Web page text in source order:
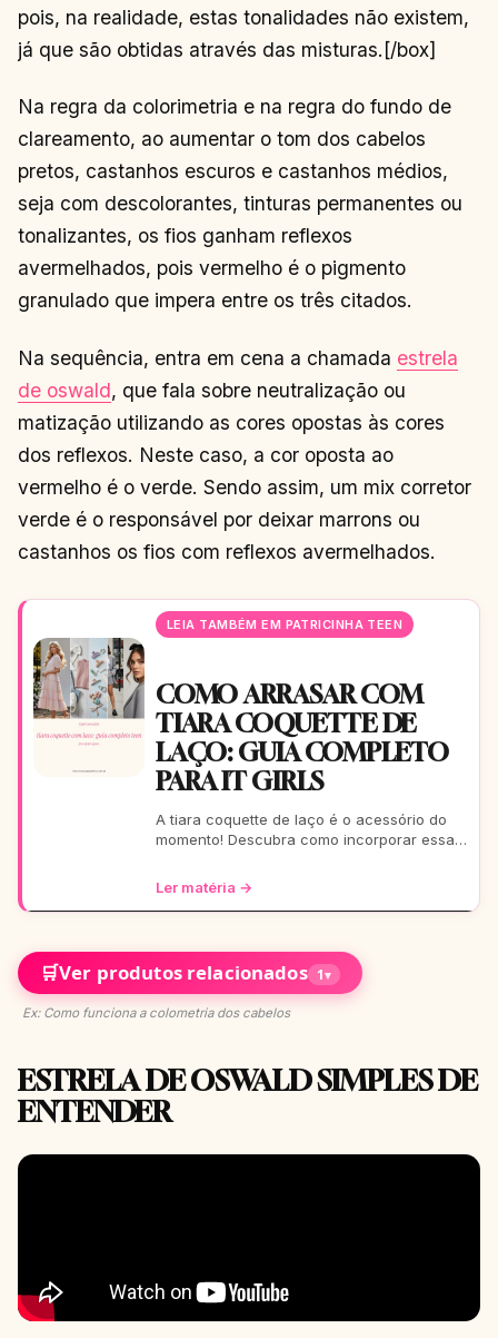
pois, na realidade, estas tonalidades não existem,
já que são obtidas através das misturas.[/box]
Na regra da colorimetria e na regra do fundo de
clareamento, ao aumentar o tom dos cabelos
pretos, castanhos escuros e castanhos médios,
seja com descolorantes, tinturas permanentes ou
tonalizantes, os fios ganham reflexos
avermelhados, pois vermelho é o pigmento
granulado que impera entre os três citados.
Na sequência, entra em cena a chamada estrela
de oswald, que fala sobre neutralização ou
matização utilizando as cores opostas às cores
dos reflexos. Neste caso, a cor oposta ao
vermelho é o verde. Sendo assim, um mix corretor
verde é o responsável por deixar marrons ou
castanhos os fios com reflexos avermelhados.
LEIA TAMBÉM EM PATRICINHA TEEN
COMO ARRASAR COM
TIARA COQUETTE DE
LAÇO: GUIA COMPLETO
PARA IT GIRLS
A tiara coquette de laço é o acessório do
momento! Descubra como incorporar essa
looks, do casual ao
Ler matéria →
🛒Ver produtos relacionados 1▾
Ex: Como funciona a colometria dos cabelos
ESTRELA DE OSWALD SIMPLES DE
ENTENDER